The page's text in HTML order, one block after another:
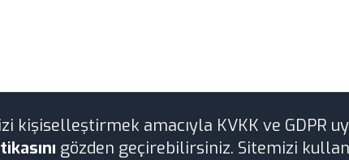
kişiselleştirmek amacıyla KVKK ve GDPR
gözden geçirebilirsiniz. Sitemizi